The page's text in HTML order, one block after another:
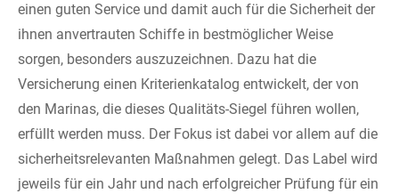
einen guten Service und damit auch für die Sicherheit der
ihnen anvertrauten Schiffe in bestmöglicher Weise
sorgen, besonders auszuzeichnen. Dazu hat die
Versicherung einen Kriterienkatalog entwickelt, der von
den Marinas, die dieses Qualitäts-Siegel führen wollen,
erfüllt werden muss. Der Fokus ist dabei vor allem auf die
sicherheitsrelevanten Maßnahmen gelegt. Das Label wird
jeweils für ein Jahr und nach erfolgreicher Prüfung für ein